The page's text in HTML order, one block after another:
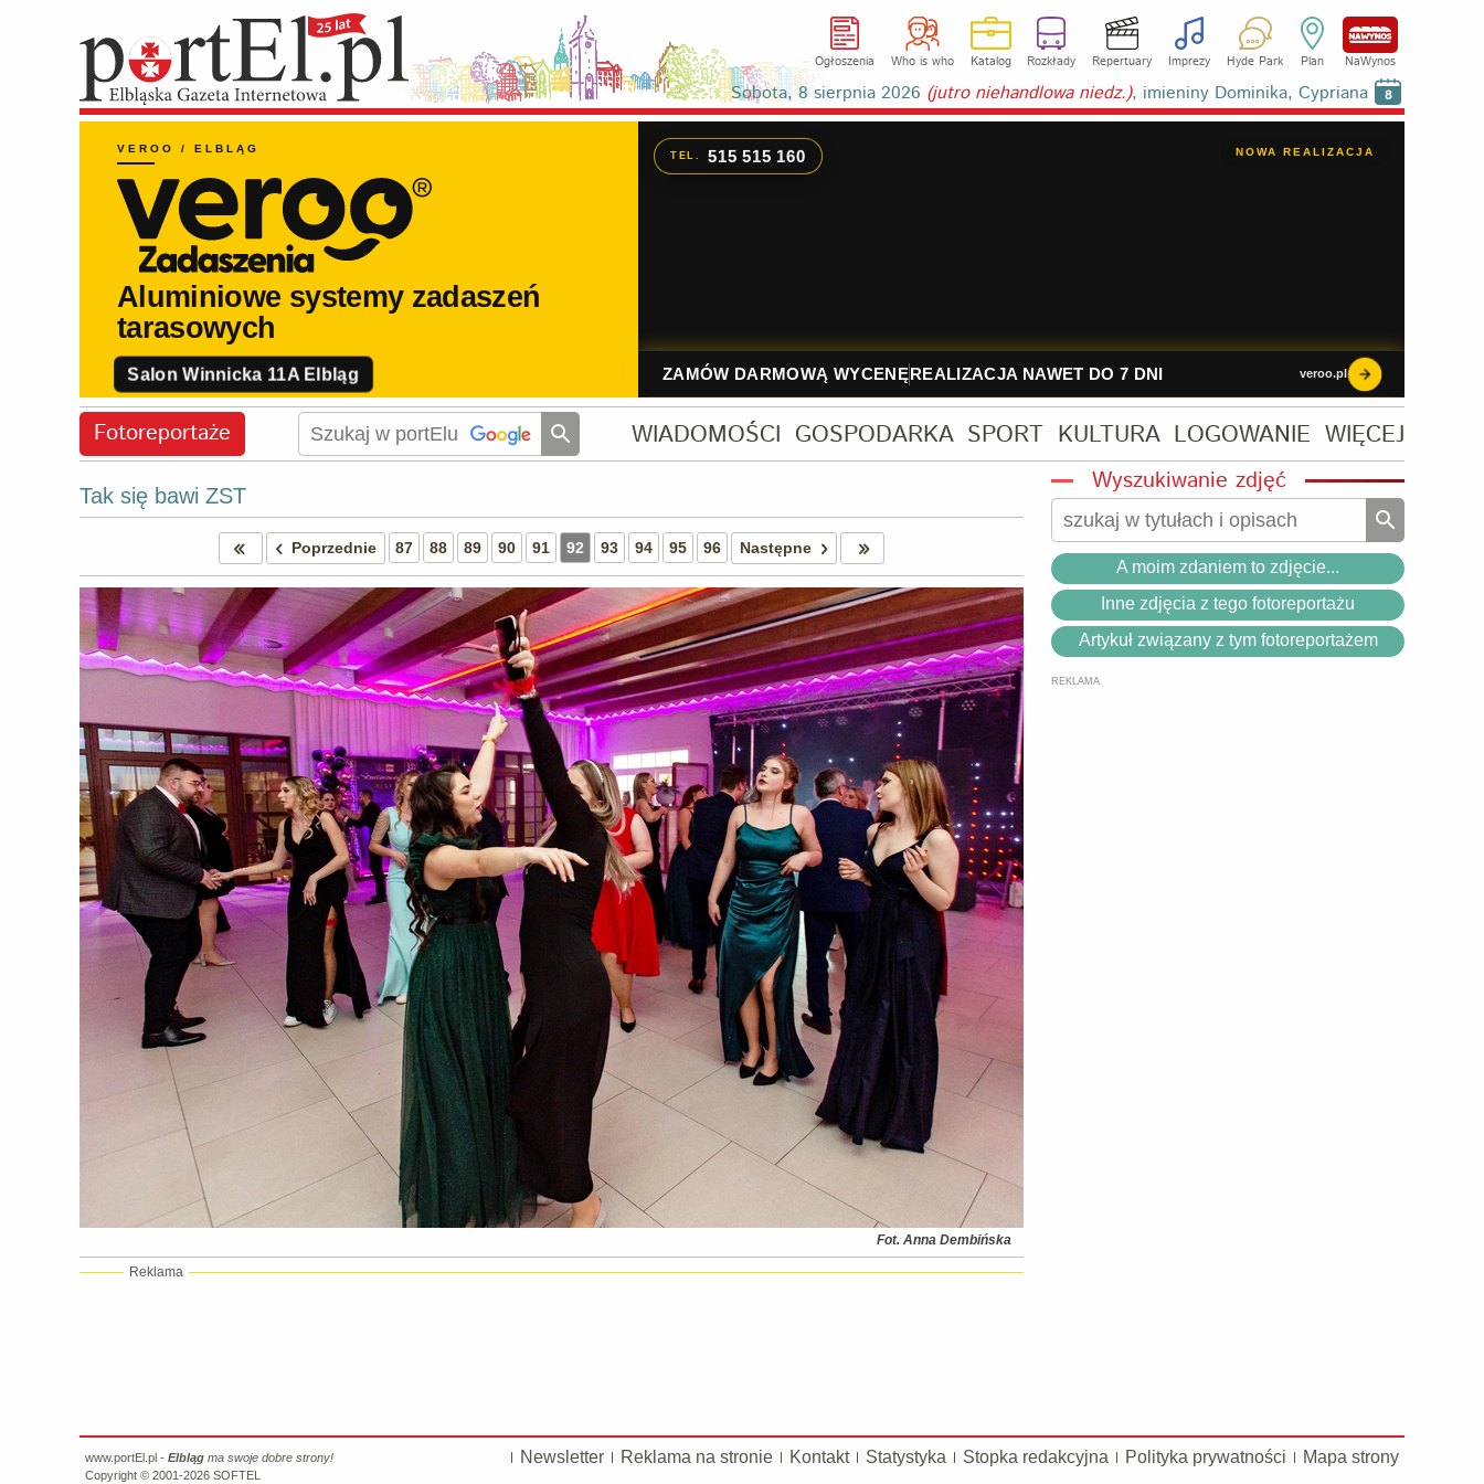
Ogłoszenia Who is who Katalog Rozkłady Repertuary Imprezy Hyde Park Plan NaWynos
Sobota, 8 sierpnia 2026 (jutro niehandlowa niedz.), imieniny Dominika, Cypriana 8
Fotoreportaże WIADOMOŚCI GOSPODARKA SPORT KULTURA LOGOWANIE WIĘCEJ
Tak się bawi ZST
Poprzednie 87 88 89 90 91 92 93 94 95 96 Następne
Fot. Anna Dembińska
Reklama
Wyszukiwanie zdjęć
A moim zdaniem to zdjęcie...
Inne zdjęcia z tego fotoreportażu
Artykuł związany z tym fotoreportażem
Newsletter Reklama na stronie Kontakt Statystyka Stopka redakcyjna Polityka prywatności Mapa strony
www.portEl.pl - Elbląg ma swoje dobre strony!
Copyright © 2001-2026 SOFTEL